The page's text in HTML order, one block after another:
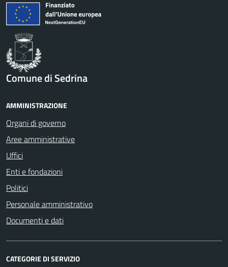
Comune di Sedrina
AMMINISTRAZIONE
Organi di governo
Aree amministrative
Uffici
Enti e fondazioni
Politici
Personale amministrativo
Documenti e dati
CATEGORIE DI SERVIZIO